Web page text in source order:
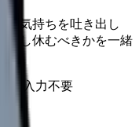
の気持ちを吐き出し
少し休むべきかを一緒
名は入力不要